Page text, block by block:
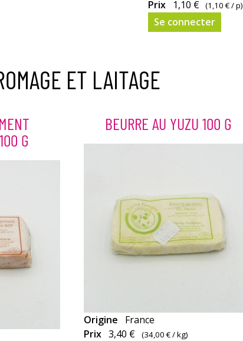
Prix
1,10 € (1,10 €/ p)
Se connecter
ET LAITAGE
G
BEURRE AU YUZU 100 G
Origine
France
Prix 3,40 € (34,00 €/ kg)